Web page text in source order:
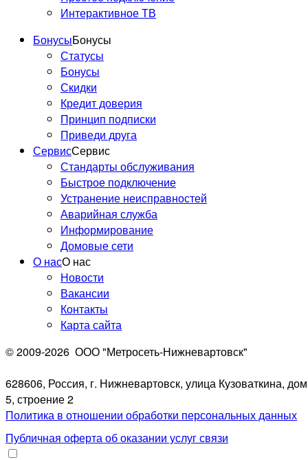
Интерактивное ТВ
БонусыБонусы
Статусы
Бонусы
Скидки
Кредит доверия
Принцип подписки
Приведи друга
СервисСервис
Стандарты обслуживания
Быстрое подключение
Устранение неисправностей
Аварийная служба
Информирование
Домовые сети
О насО нас
Новости
Вакансии
Контакты
Карта сайта
© 2009-2026 ООО "Метросеть-Нижневартовск"
628606, Россия, г. Нижневартовск, улица Кузоваткина, дом
5, строение 2
Политика в отношении обработки персональных данных
Публичная оферта об оказании услуг связи